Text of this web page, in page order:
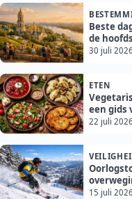
Beste
de
30 juli 2026
ETEN
een gids
22 juli 2026
15 juli 2026